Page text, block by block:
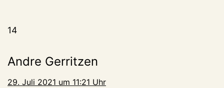
14
Andre Gerritzen
29. Juli 2021 um 11:21 Uhr